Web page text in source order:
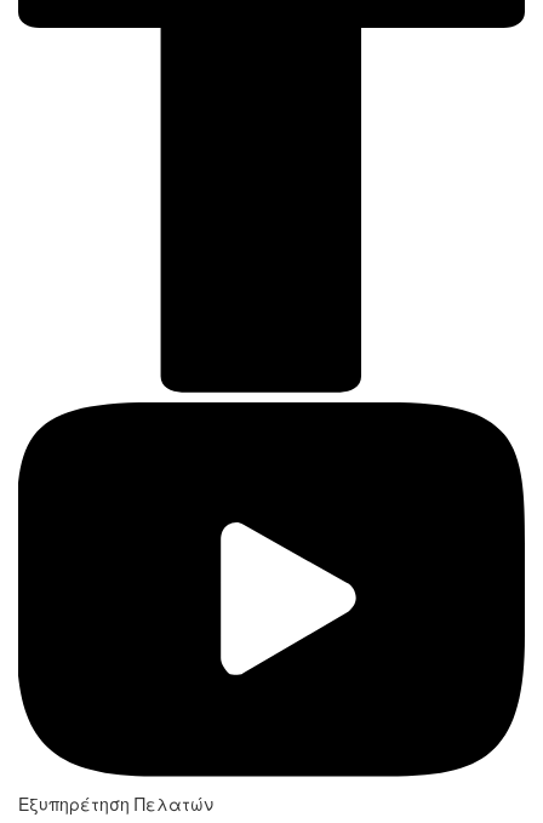
Εξυπηρέτηση Πελατών